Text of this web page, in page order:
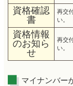
資格確認
書
再交
い。
資格情報
のお知ら
せ
再交
い。
マイナンバー